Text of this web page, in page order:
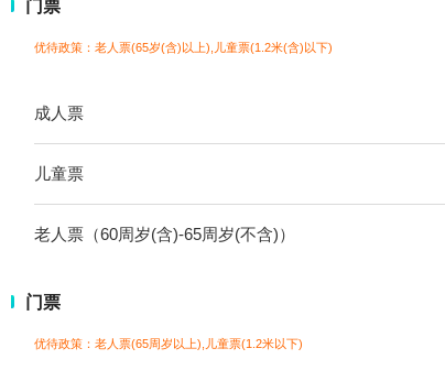
门票
优待政策：老人票(65岁(含)以上),儿童票(1.2米(含)以下)
成人票
儿童票
老人票（60周岁(含)-65周岁(不含)）
门票
优待政策：老人票(65周岁以上),儿童票(1.2米以下)